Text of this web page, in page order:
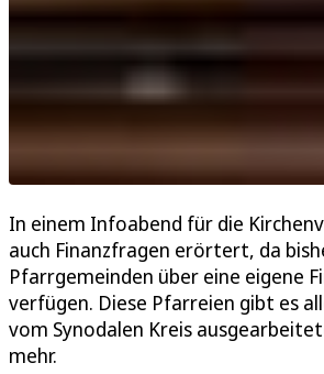
In einem Infoabend für die
auch Finanzfragen erörtert, da
Pfarrgemeinden über eine eigene
verfügen. Diese Pfarreien gibt es
vom Synodalen Kreis
mehr.